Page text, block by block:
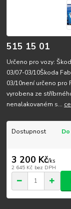
515 15 01
Určeno pro vozy:
03/07-03/10Škoda
03/10není určeno
vyrobena ze
nenalakovaném s...
Dostupnost
3 200 Kč/ks
2 645 Kč bez DPH